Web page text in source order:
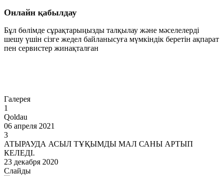
Онлайн қабылдау
Бұл бөлімде сұрақтарыңызды талқылау және мәселелерді
шешу үшін сізге жедел байланысуға мүмкіндік беретін ақпарат
пен сервистер жинақталған
Галерея
1
Qoldau
06 апреля 2021
3
АТЫРАУДА АСЫЛ ТҰҚЫМДЫ МАЛ САНЫ АРТЫП
КЕЛЕДІ.
23 декабря 2020
Слайды